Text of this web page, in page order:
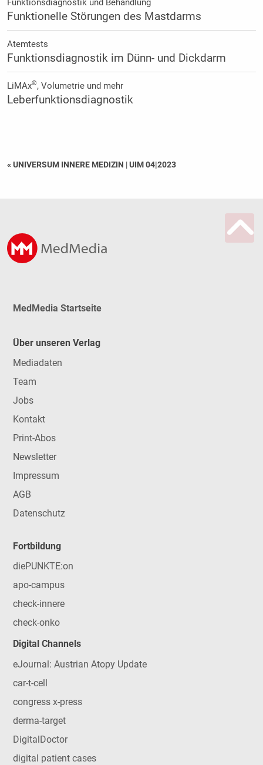
Funktionsdiagnostik und Behandlung
Funktionelle Störungen des Mastdarms
Atemtests
Funktionsdiagnostik im Dünn- und Dickdarm
LiMAx®, Volumetrie und mehr
Leberfunktionsdiagnostik
« UNIVERSUM INNERE MEDIZIN |UIM 04|2023
MedMedia Startseite
Über unseren Verlag
Mediadaten
Team
Jobs
Kontakt
Print-Abos
Newsletter
Impressum
AGB
Datenschutz
Fortbildung
diePUNKTE:on
apo-campus
check-innere
check-onko
Digital Channels
eJournal: Austrian Atopy Update
car-t-cell
congress x-press
derma-target
DigitalDoctor
digital patient cases